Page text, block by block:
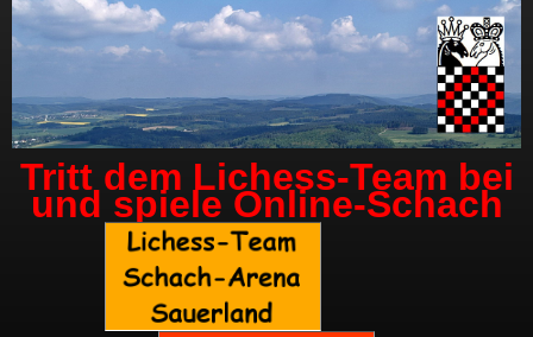
Tritt dem Lichess-Team bei
und spiele Online-Schach